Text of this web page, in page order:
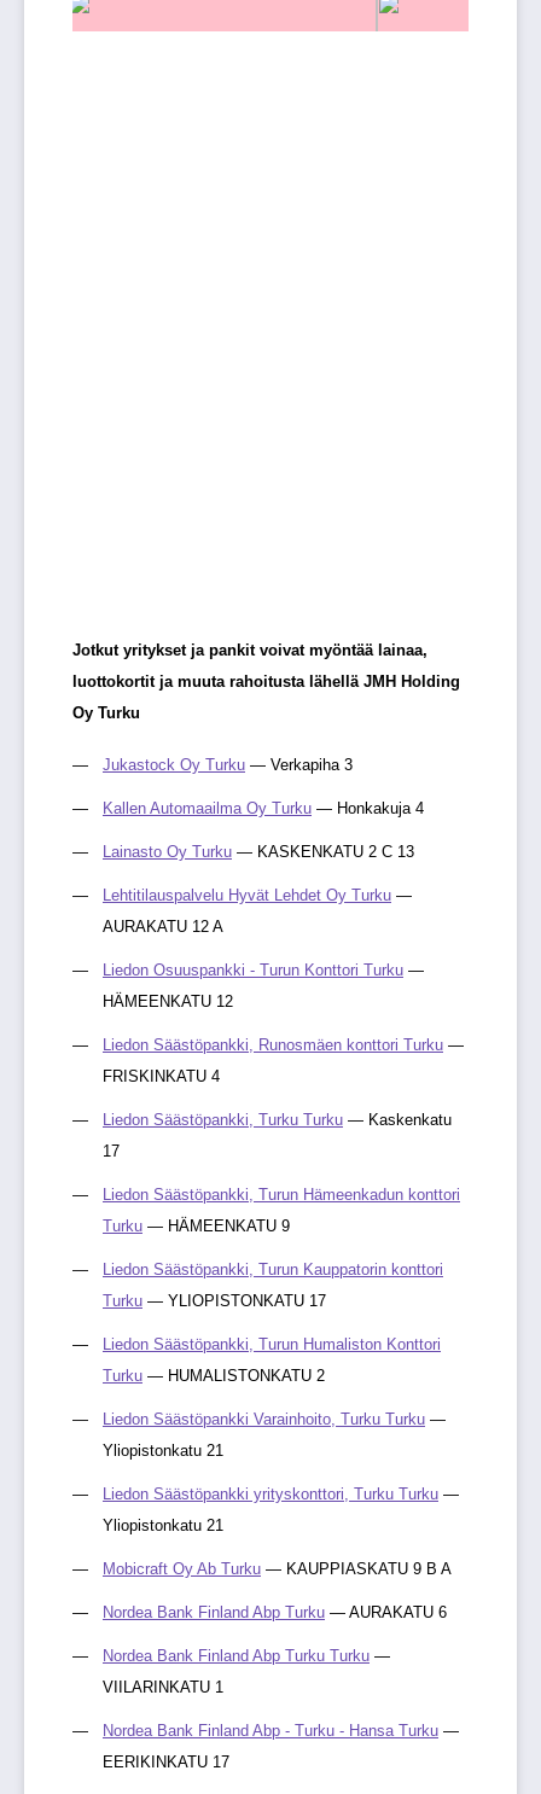
Jotkut yritykset ja pankit voivat myöntää lainaa,
luottokortit ja muuta rahoitusta lähellä JMH Holding
Oy Turku
Jukastock Oy Turku — Verkapiha 3
Kallen Automaailma Oy Turku — Honkakuja 4
Lainasto Oy Turku — KASKENKATU 2 C 13
Lehtitilauspalvelu Hyvät Lehdet Oy Turku —
AURAKATU 12 A
Liedon Osuuspankki - Turun Konttori Turku —
HÄMEENKATU 12
Liedon Säästöpankki, Runosmäen konttori Turku —
FRISKINKATU 4
Liedon Säästöpankki, Turku Turku — Kaskenkatu
17
Liedon Säästöpankki, Turun Hämeenkadun konttori
Turku — HÄMEENKATU 9
Liedon Säästöpankki, Turun Kauppatorin konttori
Turku — YLIOPISTONKATU 17
Liedon Säästöpankki, Turun Humaliston Konttori
Turku — HUMALISTONKATU 2
Liedon Säästöpankki Varainhoito, Turku Turku —
Yliopistonkatu 21
Liedon Säästöpankki yrityskonttori, Turku Turku —
Yliopistonkatu 21
Mobicraft Oy Ab Turku — KAUPPIASKATU 9 B A
Nordea Bank Finland Abp Turku — AURAKATU 6
Nordea Bank Finland Abp Turku Turku —
VIILARINKATU 1
Nordea Bank Finland Abp - Turku - Hansa Turku —
EERIKINKATU 17